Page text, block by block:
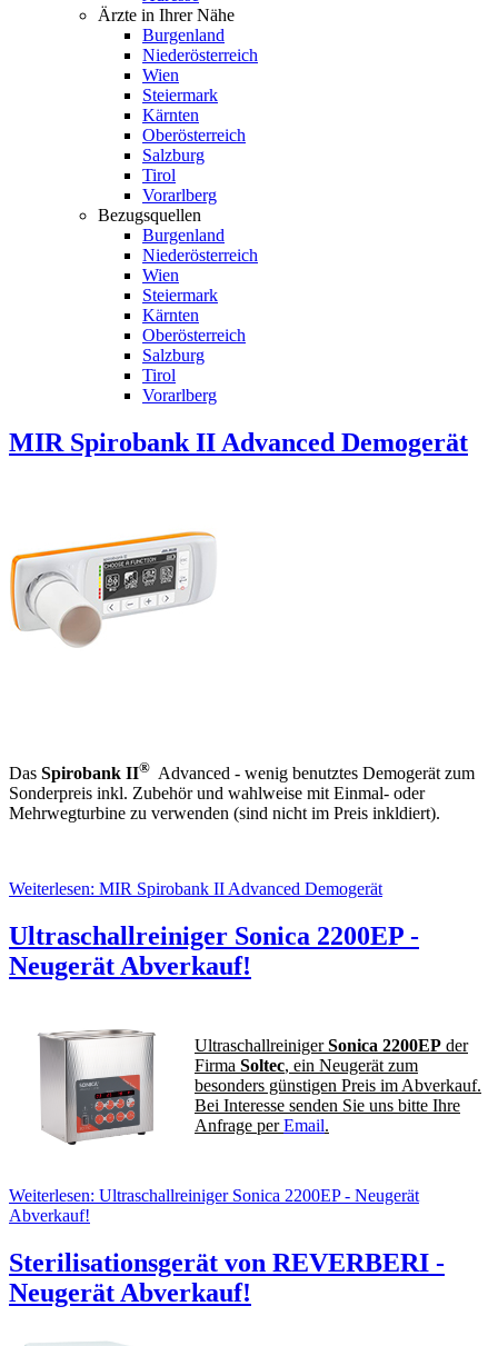
Ärzte in Ihrer Nähe
Burgenland
Niederösterreich
Wien
Steiermark
Kärnten
Oberösterreich
Salzburg
Tirol
Vorarlberg
Bezugsquellen
Burgenland
Niederösterreich
Wien
Steiermark
Kärnten
Oberösterreich
Salzburg
Tirol
Vorarlberg
MIR Spirobank II Advanced Demogerät
Das Spirobank II® Advanced - wenig benutztes Demogerät zum
Sonderpreis inkl. Zubehör und wahlweise mit Einmal- oder
Mehrwegturbine zu verwenden (sind nicht im Preis inkldiert).
Weiterlesen: MIR Spirobank II Advanced Demogerät
Ultraschallreiniger Sonica 2200EP -
Neugerät Abverkauf!
UltraschallreinigerSonica 2200EP der
Firma Soltec, ein Neugerät zum
besonders günstigen Preis im Abverkauf.
Bei Interesse senden Sie uns bitte Ihre
Anfrage perEmail.
Weiterlesen: Ultraschallreiniger Sonica 2200EP - Neugerät
Abverkauf!
Sterilisationsgerät von REVERBERI -
Neugerät Abverkauf!